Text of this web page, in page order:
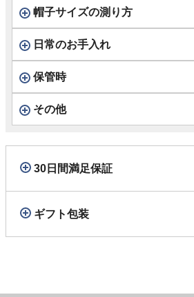
帽子サイズの測り方
日常のお手入れ
保管時
その他
30日間満足保証
ギフト包装